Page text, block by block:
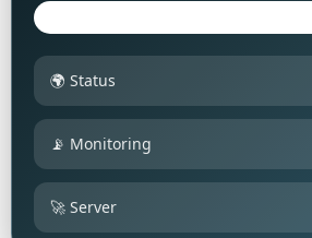
🌍 Status
📡 Monitoring
🚀 Server